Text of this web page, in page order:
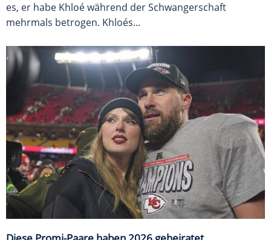
es, er habe Khloé während der Schwangerschaft
mehrmals betrogen. Khloés...